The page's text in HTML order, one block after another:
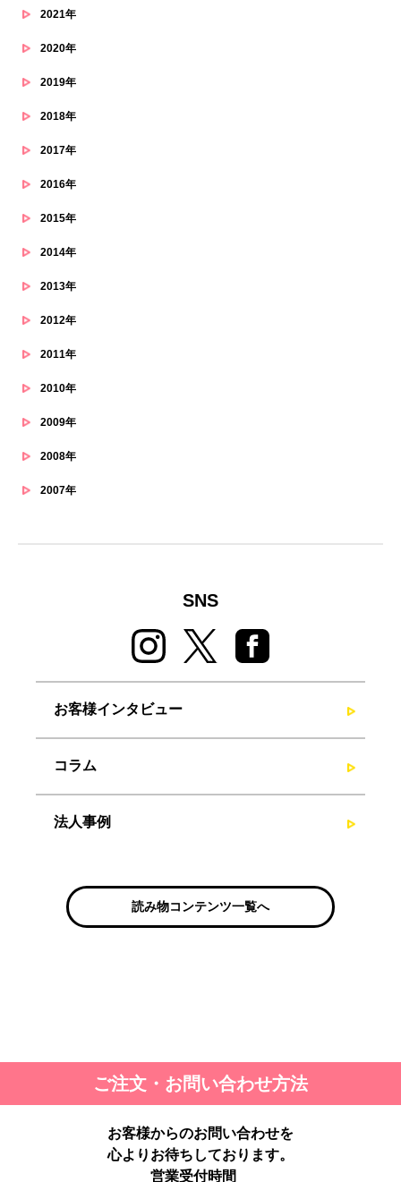
2021年
2020年
2019年
2018年
2017年
2016年
2015年
2014年
2013年
2012年
2011年
2010年
2009年
2008年
2007年
SNS
お客様インタビュー
コラム
法人事例
読み物コンテンツ一覧へ
ご注文・お問い合わせ方法
お客様からのお問い合わせを
心よりお待ちしております。
営業受付時間